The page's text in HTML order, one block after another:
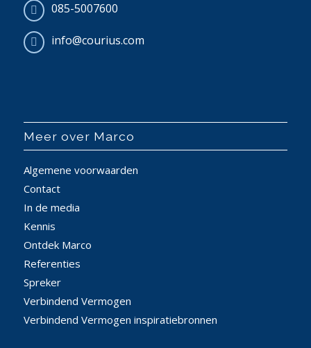
085-5007600
info@courius.com
Meer over Marco
Algemene voorwaarden
Contact
In de media
Kennis
Ontdek Marco
Referenties
Spreker
Verbindend Vermogen
Verbindend Vermogen inspiratiebronnen